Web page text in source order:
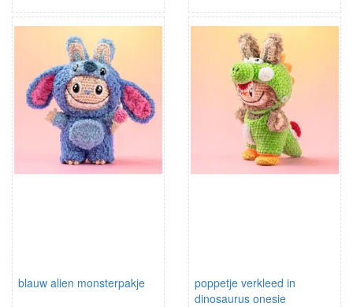
blauw alien monsterpakje
poppetje verkleed in
dinosaurus onesie